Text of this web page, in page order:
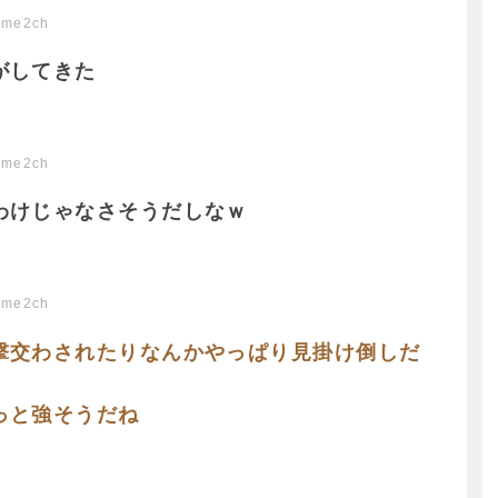
してきた
じゃなさそうだしなｗ
わされたりなんかやっぱり見掛け倒しだ
と強そうだね